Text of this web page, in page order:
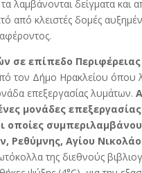
λαμβάνονται δείγματα
από κλειστές δομές
σε επίπεδο
τον Δήμο Ηρακλείου όπου
επεξεργασίας λυμάτων.
μονάδες
οποίες
Ρεθύμνης, Αγίου
της διεθνούς